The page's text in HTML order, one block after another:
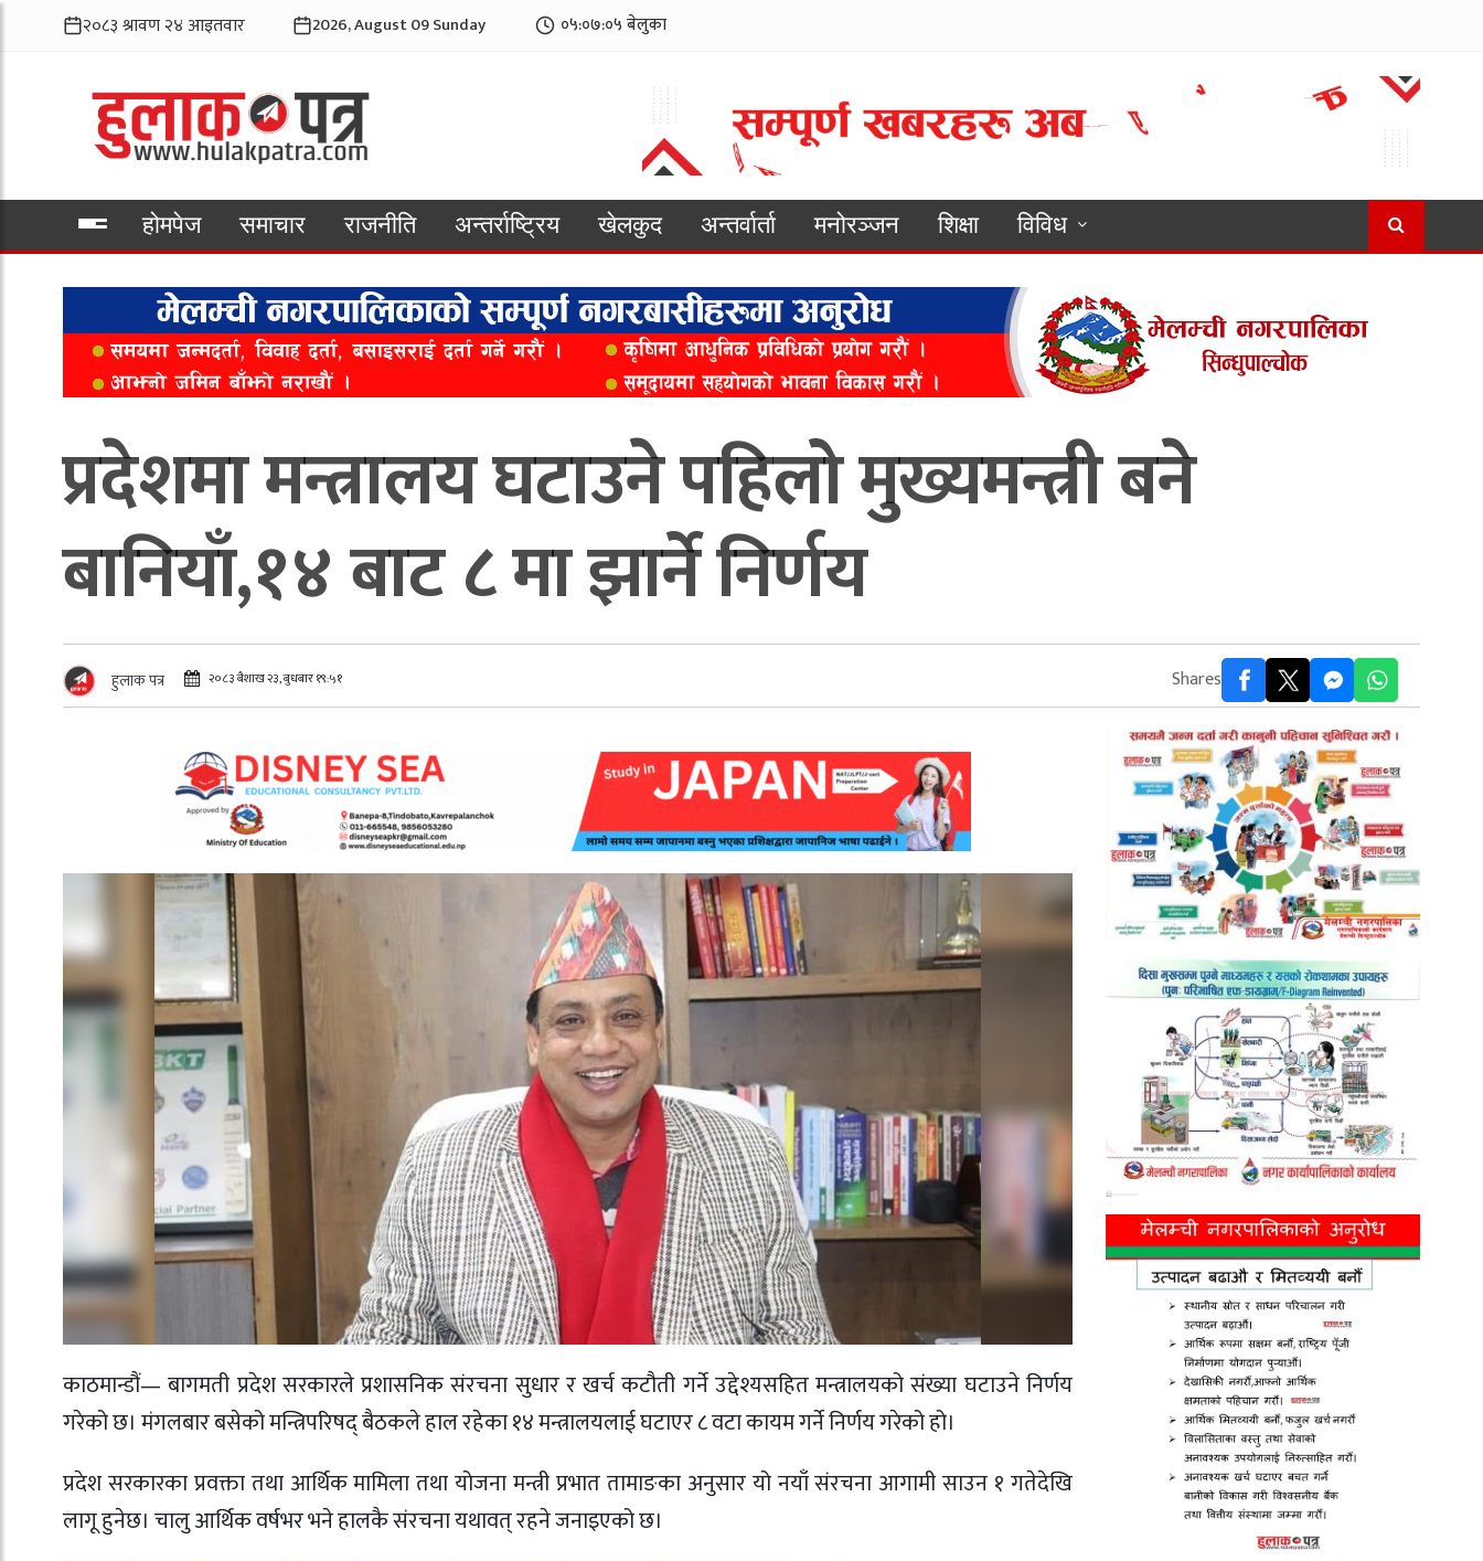
2026, August 09 Sunday ०५:०७:०७ बेलुका
होमपेज समाचार राजनीति अन्तर्राष्ट्रिय खेलकुद अन्तर्वार्ता मनोरञ्जन शिक्षा
विविध
प्रदेशमा मन्त्रालय घटाउने पहिलो मुख्यमन्त्री बने
बानियाँ,१४ बाट ८ मा झार्ने निर्णय
हुलाक पत्र २०८३ बैशाख २३, बुधबार १९:५१ Shares
काठमान्डौं— बागमती प्रदेश सरकारले प्रशासनिक संरचना सुधार र खर्च कटौती गर्ने उद्देश्यसहित मन्त्रालयको संख्या घटाउने निर्णय
गरेको छ। मंगलबार बसेको मन्त्रिपरिषद् बैठकले हाल रहेका १४ मन्त्रालयलाई घटाएर ८ वटा कायम गर्ने निर्णय गरेको हो।
प्रदेश सरकारका प्रवक्ता तथा आर्थिक मामिला तथा योजना मन्त्री प्रभात तामाङका अनुसार यो नयाँ संरचना आगामी साउन १ गतेदेखि
लागू हुनेछ। चालु आर्थिक वर्षभर भने हालकै संरचना यथावत् रहने जनाइएको छ।